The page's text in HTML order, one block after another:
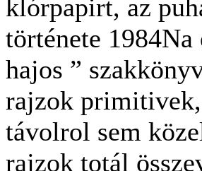
klórpapirt, az
története
hajos ”
rajzok
távolrol sem
rajzok totál